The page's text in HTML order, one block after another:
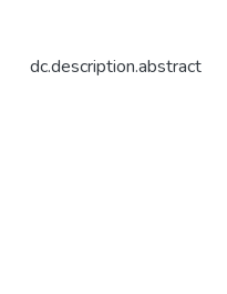
dc.description.abstract